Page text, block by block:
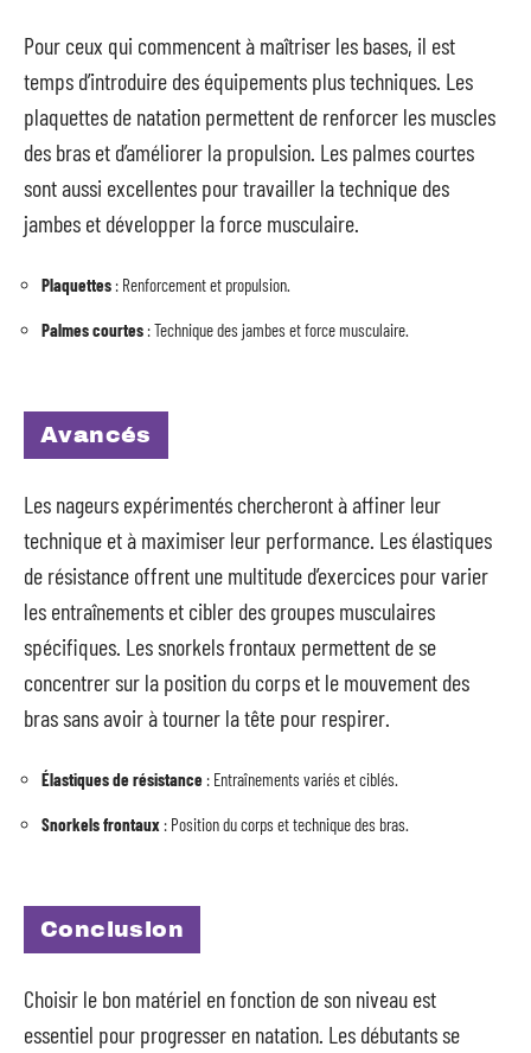
Pour ceux qui commencent à maîtriser les bases, il est
temps d’introduire des équipements plus techniques. Les
plaquettes de natation permettent de renforcer les muscles
des bras et d’améliorer la propulsion. Les palmes courtes
sont aussi excellentes pour travailler la technique des
jambes et développer la force musculaire.
Plaquettes : Renforcement et propulsion.
Palmes courtes : Technique des jambes et force musculaire.
Avancés
Les nageurs expérimentés chercheront à affiner leur
technique et à maximiser leur performance. Les élastiques
de résistance offrent une multitude d’exercices pour varier
les entraînements et cibler des groupes musculaires
spécifiques. Les snorkels frontaux permettent de se
concentrer sur la position du corps et le mouvement des
bras sans avoir à tourner la tête pour respirer.
Élastiques de résistance : Entraînements variés et ciblés.
Snorkels frontaux : Position du corps et technique des bras.
Conclusion
Choisir le bon matériel en fonction de son niveau est
essentiel pour progresser en natation. Les débutants se